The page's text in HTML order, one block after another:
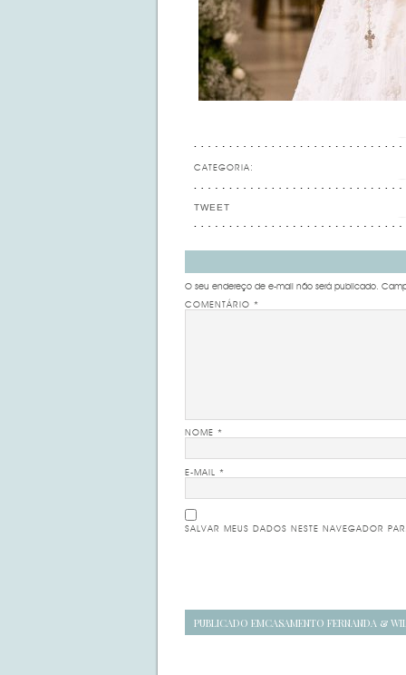
CATEGORIA:
TWEET
O seu endereço de e-mail não será publicado.
COMENTÁRIO *
NOME *
E-MAIL *
SALVAR MEUS DADOS NESTE NAVEGADOR
Navegação
PUBLICADO EMCASAMENTO FERNANDA &